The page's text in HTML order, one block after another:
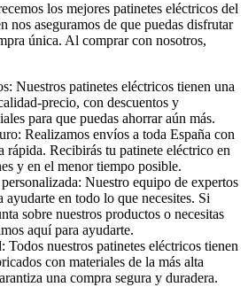
los mejores patinetes eléctricos del
nos aseguramos de que puedas disfrutar
única. Al comprar con nosotros,
Nuestros patinetes eléctricos tienen una
precio, con descuentos y
para que puedas ahorrar aún más.
Realizamos envíos a toda España con
rápida. Recibirás tu patinete eléctrico en
y en el menor tiempo posible.
Nuestro equipo de expertos
ayudarte en todo lo que necesites. Si
sobre nuestros productos o necesitas
aquí para ayudarte.
Todos nuestros patinetes eléctricos tienen
con materiales de la más alta
una compra segura y duradera.